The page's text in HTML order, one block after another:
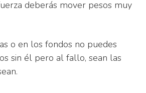
deberás mover pesos muy
o en los fondos no puedes
sin él pero al fallo, sean las